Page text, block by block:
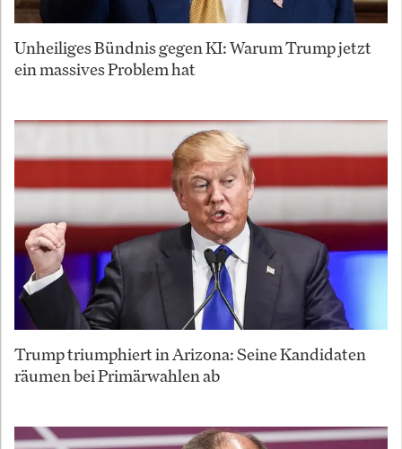
Unheiliges Bündnis gegen KI: Warum Trump jetzt
ein massives Problem hat
Trump triumphiert in Arizona: Seine Kandidaten
räumen bei Primärwahlen ab